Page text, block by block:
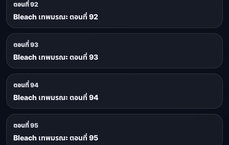
ตอนที่ 92
Bleach เทพมรณะ ตอนที่ 92
ตอนที่ 93
Bleach เทพมรณะ ตอนที่ 93
ตอนที่ 94
Bleach เทพมรณะ ตอนที่ 94
ตอนที่ 95
Bleach เทพมรณะ ตอนที่ 95